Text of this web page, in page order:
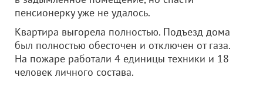
пенсионерку уже не удалось.
Квартира выгорела полностью. Подъезд дома
был полностью обесточен и отключен от газа.
На пожаре работали 4 единицы техники и 18
человек личного состава.